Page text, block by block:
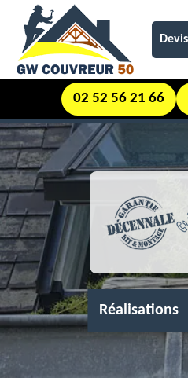
02 52 56 21 66
Réalisations